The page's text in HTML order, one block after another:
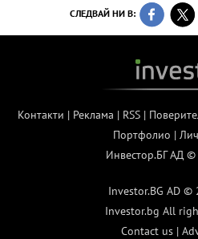
СЛЕДВАЙ НИ В:
Контакти | Реклама | RSS|
Портфолио |
Инвестор.БГ АД
Investor.BG AD ©
Investor.bg All
Contact us |